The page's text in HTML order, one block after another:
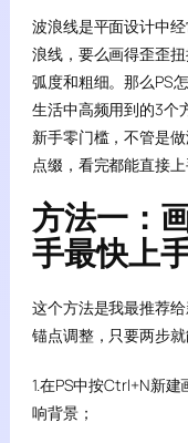
波浪线是平面设计中
浪线，要么画得歪歪
弧度和粗细。那么PS
生活中高频用到的3个
新手零门槛，不管是
点缀，看完都能直接上
方法一：
手最快上
这个方法是我最推荐
锚点调整，只要两步就
1.在PS中按Ctrl+N新
响背景；